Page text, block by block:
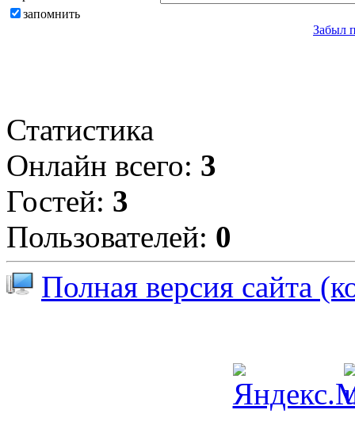
запомнить
Забыл
Статистика
Онлайн всего: 3
Гостей: 3
Пользователей: 0
Полная версия сайта